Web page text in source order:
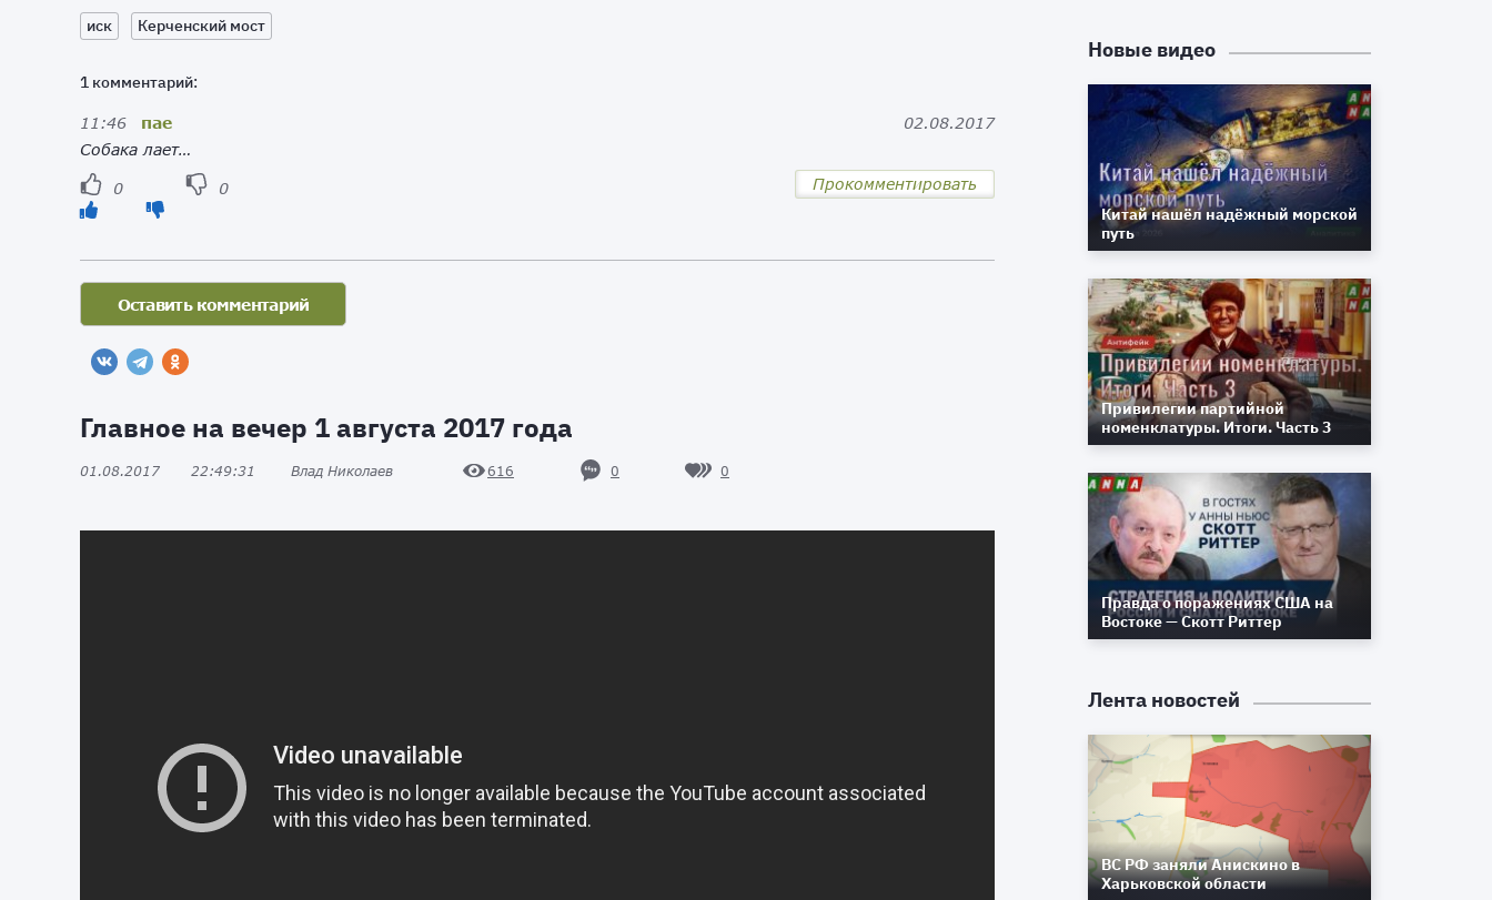
иск Керченский мост
1 комментарий:
11:46 пае
02.08.2017
Собака лает…
0 0 Прокомментировать
Главное на вечер 1 августа 2017 года
01.08.2017 22:49:31 Влад Николаев 616 0 0
Новые видео
Китай нашёл надёжный морской
путь
Привилегии партийной
номенклатуры. Итоги. Часть 3
Правда о поражениях США на
Востоке — Скотт Риттер
Лента новостей
ВС РФ заняли Анискино в
Харьковской области